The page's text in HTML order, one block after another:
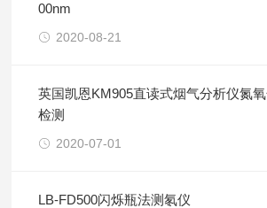
00nm
2020-08-21
英国凯恩KM905直读式烟气分析仪氮
检测
2020-07-01
LB-FD500闪烁瓶法测氡仪